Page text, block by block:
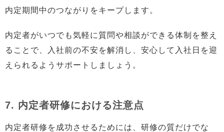
内定期間中のつながりをキープします。
内定者がいつでも気軽に質問や相談ができる体制を整え
ることで、入社前の不安を解消し、安心して入社日を迎
えられるようサポートしましょう。
7. 内定者研修における注意点
内定者研修を成功させるためには、研修の質だけでな